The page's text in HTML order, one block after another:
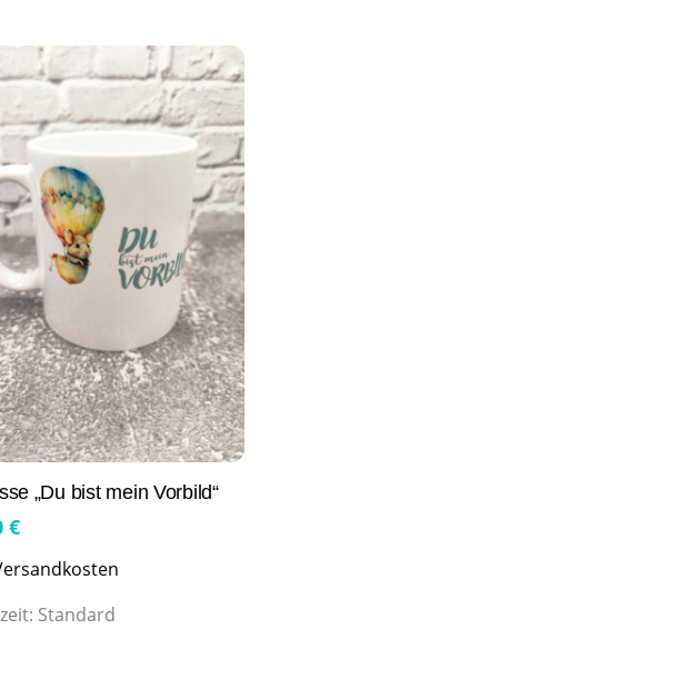
„Du bist mein Vorbild“
€
Standard